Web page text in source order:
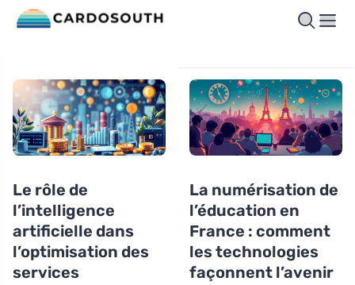
Le rôle de
l’intelligence
artificielle dans
l’optimisation des
services
La numérisation de
l’éducation en
France : comment
les technologies
façonnent l’avenir